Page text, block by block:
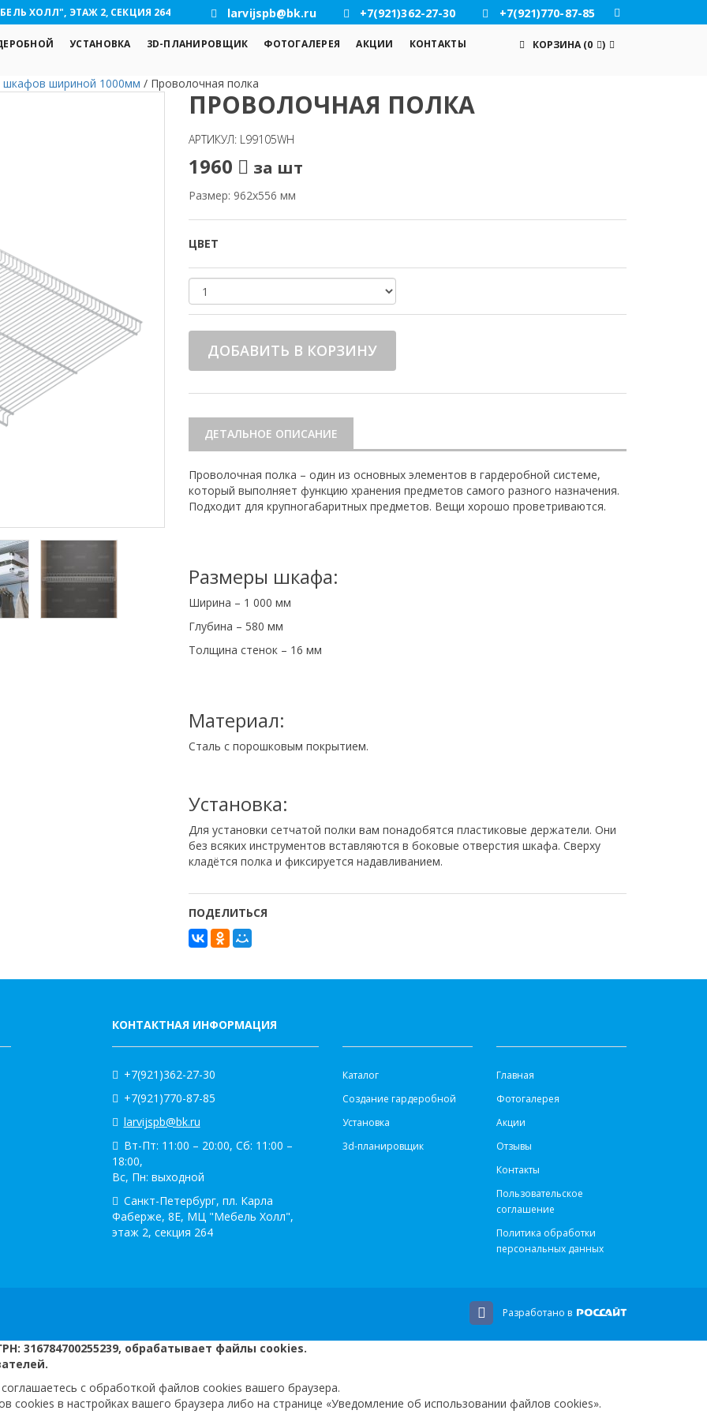
ХОЛЛ", ЭТАЖ 2, СЕКЦИЯ 264 larvijspb@bk.ru +7(921)362-27-30 +7(921)770-87-85
УСТАНОВКА 3D-ПЛАНИРОВЩИК ФОТОГАЛЕРЕЯ АКЦИИ КОНТАКТЫ КОРЗИНА (0 )
шкафов шириной 1000мм / Проволочная полка
ПРОВОЛОЧНАЯ ПОЛКА
АРТИКУЛ: L99105WH
1960 за шт
Размер: 962x556 мм
ЦВЕТ
ДОБАВИТЬ В КОРЗИНУ
ДЕТАЛЬНОЕ ОПИСАНИЕ
Проволочная полка – один из основных элементов в гардеробной системе,
который выполняет функцию хранения предметов самого разного назначения.
Подходит для крупногабаритных предметов. Вещи хорошо проветриваются.
Размеры шкафа:
Ширина – 1 000 мм
Глубина – 580 мм
Толщина стенок – 16 мм
Материал:
Сталь с порошковым покрытием.
Установка:
Для установки сетчатой полки вам понадобятся пластиковые держатели. Они
без всяких инструментов вставляются в боковые отверстия шкафа. Сверху
кладётся полка и фиксируется надавливанием.
ПОДЕЛИТЬСЯ
КОНТАКТНАЯ ИНФОРМАЦИЯ
+7(921)362-27-30
+7(921)770-87-85
larvijspb@bk.ru
Вт-Пт: 11:00 – 20:00, Сб: 11:00 –
18:00,
Вс, Пн: выходной
Санкт-Петербург, пл. Карла
Фаберже, 8Е, МЦ "Мебель Холл",
этаж 2, секция 264
Каталог
Создание гардеробной
Установка
3d-планировщик
Главная
Фотогалерея
Акции
Отзывы
Контакты
Пользовательское
соглашение
Политика обработки
персональных данных
Разработано в
316784700255239, обрабатывает файлы cookies.
с обработкой файлов cookies вашего браузера.
в настройках вашего браузера либо на странице «Уведомление об использовании файлов cookies».